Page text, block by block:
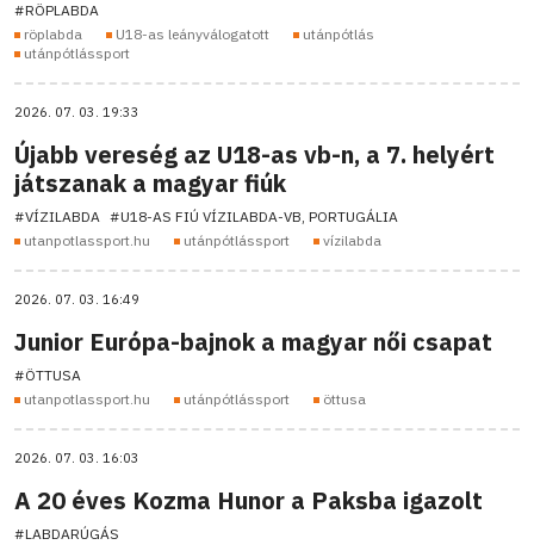
#RÖPLABDA
röplabda
U18-as leányválogatott
utánpótlás
utánpótlássport
2026. 07. 03. 19:33
Újabb vereség az U18-as vb-n, a 7. helyért
játszanak a magyar fiúk
#VÍZILABDA #U18-AS FIÚ VÍZILABDA-VB, PORTUGÁLIA
utanpotlassport.hu
utánpótlássport vízilabda
2026. 07. 03. 16:49
Junior Európa-bajnok a magyar női csapat
#ÖTTUSA
utanpotlassport.hu
utánpótlássport öttusa
2026. 07. 03. 16:03
A 20 éves Kozma Hunor a Paksba igazolt
#LABDARÚGÁS